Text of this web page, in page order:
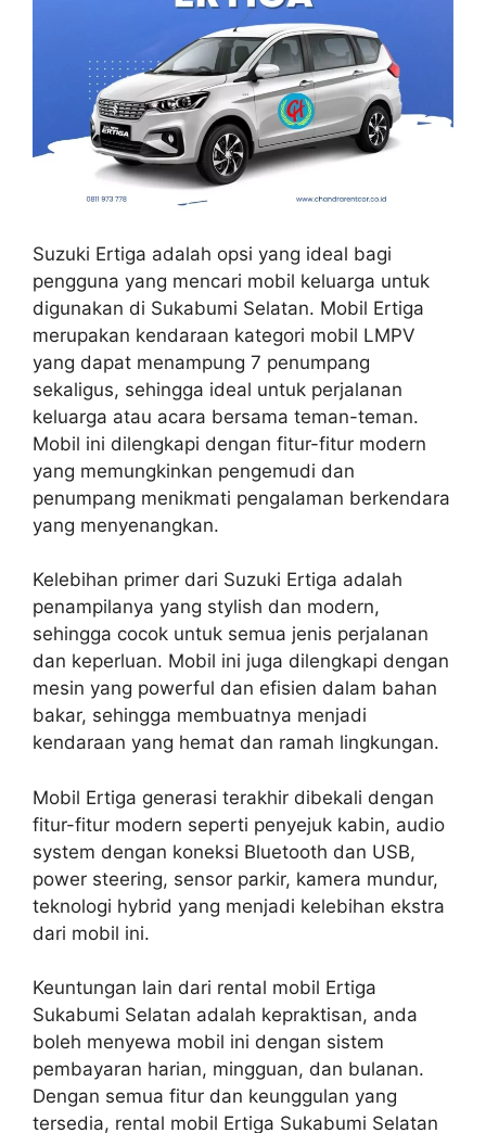
Suzuki Ertiga adalah opsi yang ideal bagi
pengguna yang mencari mobil keluarga untuk
digunakan di Sukabumi Selatan. Mobil Ertiga
merupakan kendaraan kategori mobil LMPV
yang dapat menampung 7 penumpang
sekaligus, sehingga ideal untuk perjalanan
keluarga atau acara bersama teman-teman.
Mobil ini dilengkapi dengan fitur-fitur modern
yang memungkinkan pengemudi dan
penumpang menikmati pengalaman berkendara
yang menyenangkan.
Kelebihan primer dari Suzuki Ertiga adalah
penampilanya yang stylish dan modern,
sehingga cocok untuk semua jenis perjalanan
dan keperluan. Mobil ini juga dilengkapi dengan
mesin yang powerful dan efisien dalam bahan
bakar, sehingga membuatnya menjadi
kendaraan yang hemat dan ramah lingkungan.
Mobil Ertiga generasi terakhir dibekali dengan
fitur-fitur modern seperti penyejuk kabin, audio
system dengan koneksi Bluetooth dan USB,
power steering, sensor parkir, kamera mundur,
teknologi hybrid yang menjadi kelebihan ekstra
dari mobil ini.
Keuntungan lain dari rental mobil Ertiga
Sukabumi Selatan adalah kepraktisan, anda
boleh menyewa mobil ini dengan sistem
pembayaran harian, mingguan, dan bulanan.
Dengan semua fitur dan keunggulan yang
tersedia, rental mobil Ertiga Sukabumi Selatan